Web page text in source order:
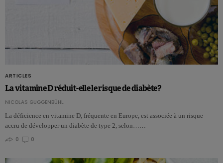
ARTICLES
La vitamine D réduit-elle le risque de diabète?
NICOLAS GUGGENBÜHL
La déficience en vitamine D, fréquente en Europe, est associée à un risque
accru de développer un diabète de type 2, selon……
0
0